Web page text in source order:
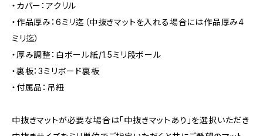
・カバー：アクリル
・作品厚み：6ミリ迄（中抜きマットを入れる場合には作品厚み4
ミリ迄）
・厚み調整：白ボール紙/1.5ミリ段ボール
・裏板：3ミリボード裏板
・付属品：吊紐
中抜きマットが必要な場合は「中抜きマットあり」を選択いただき